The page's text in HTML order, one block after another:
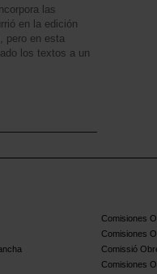
las
en la edición
pero en esta
los textos a un
Comisiones
Comisiones
Comissió
Comisiones